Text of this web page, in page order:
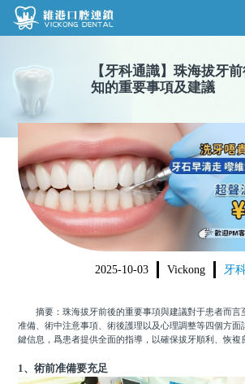
維港首頁
品牌介紹
環境設備
醫院新聞
收費標準
N
收費總表
植牙收費
根管收費
美學收費
箍牙收費
醫生團隊
門診時間
【 牙科通識】 珠海拔牙
知的重要事項及建議
2025-10-03 Vickong 牙
摘要：珠海拔牙前後的重要事項與建議對于患者而言
准備、術中注意事項、術後護理以及心理調整等四個方面
鍵信息，爲患者提供全面的指導，以確保拔牙順利、恢複
1、術前准備要充足